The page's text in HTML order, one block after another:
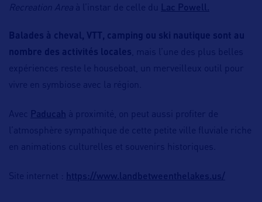
Recreation Area à l’instar de celle du Lac Powell.
Balades à cheval, VTT, camping ou ski nautique sont au
nombre des activités locales , mais l’une des plus belles
expériences reste le houseboat, un merveilleux outil pour
vivre en symbiose avec la région.
Avec Paducah à proximité, on peut aussi profiter de
l’atmosphère sympathique de cette petite ville fluviale riche
en animations culturelles et souvenirs historiques.
Site internet : https://www.landbetweenthelakes.us/